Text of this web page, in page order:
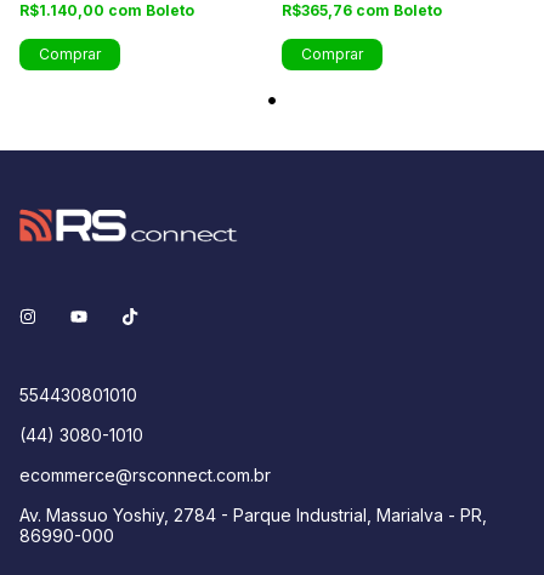
R$1.140,00 com Boleto R$365,76 com Boleto
554430801010
(44) 3080-1010
ecommerce@rsconnect.com.br
Av. Massuo Yoshiy, 2784 - Parque Industrial, Marialva - PR,
86990-000